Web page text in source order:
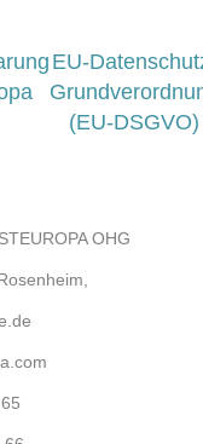
EU-
(EU-DSGVO)
OHG